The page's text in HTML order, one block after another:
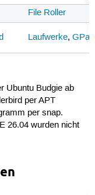
File Roller
Laufwerke,
Ubuntu Budgie ab
per APT
per snap.
26.04 wurden nicht